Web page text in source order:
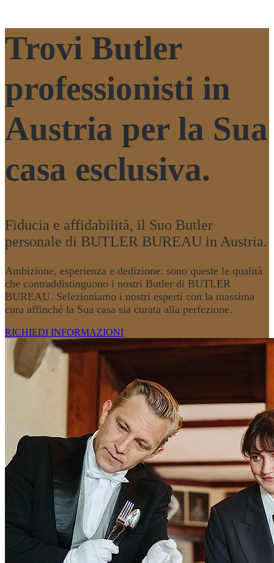
Trovi Butler
professionisti in
Austria per la Sua
casa esclusiva.
Fiducia e affidabilità, il Suo Butler
personale di BUTLER BUREAU in Austria.
Ambizione, esperienza e dedizione: sono queste le qualità
che contraddistinguono i nostri Butler di BUTLER
BUREAU. Selezioniamo i nostri esperti con la massima
cura affinché la Sua casa sia curata alla perfezione.
RICHIEDI INFORMAZIONI